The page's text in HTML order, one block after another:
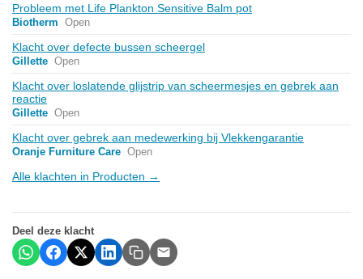
Probleem met Life Plankton Sensitive Balm pot
Biotherm Open
Klacht over defecte bussen scheergel
Gillette Open
Klacht over loslatende glijstrip van scheermesjes en gebrek aan
reactie
Gillette Open
Klacht over gebrek aan medewerking bij Vlekkengarantie
Oranje Furniture Care Open
Alle klachten in Producten →
Deel deze klacht